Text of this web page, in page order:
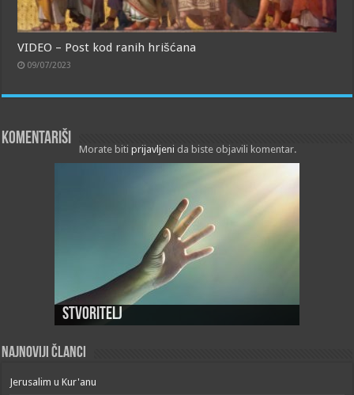
VIDEO – Post kod ranih hrišćana
09/07/2023
Komentariši
Morate bitiprijavljeni da biste objavili komentar.
Stvoritelj
Najnoviji članci
Jerusalim u Kur'anu